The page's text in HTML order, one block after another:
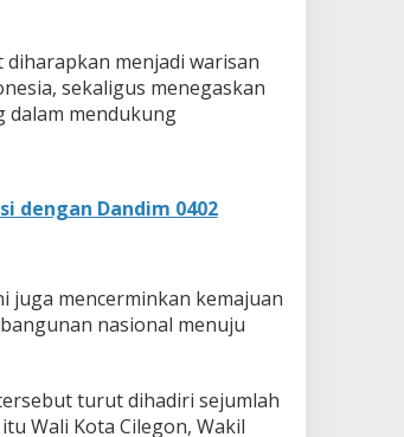
menjadi warisan
sekaligus menegaskan
dalam mendukung
dengan Dandim 0402
juga mencerminkan kemajuan
nasional menuju
turut dihadiri sejumlah
Wali Kota Cilegon, Wakil